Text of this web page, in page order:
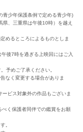
少年保護条例で定める青少年)
、三重県は午後10時）を越え
めるところによるものとしま
後7時を過ぎる上映回にはご入
予めご了承ください。
なく変更する場合がありま
ビス対象外の作品もございま
く保護者同伴での鑑賞をお願
。